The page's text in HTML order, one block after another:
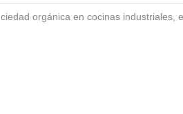
orgánica en cocinas industriales,